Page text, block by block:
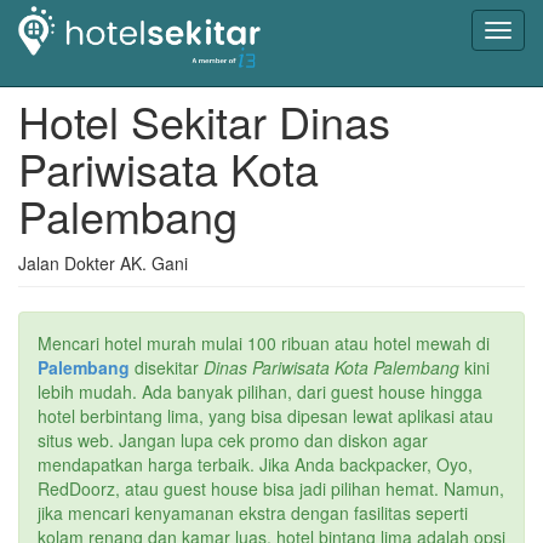
Hotel Sekitar Dinas
Pariwisata Kota
Palembang
Jalan Dokter AK. Gani
Mencari hotel murah mulai 100 ribuan atau hotel mewah di
Palembang disekitar Dinas Pariwisata Kota Palembang kini
lebih mudah. Ada banyak pilihan, dari guest house hingga
hotel berbintang lima, yang bisa dipesan lewat aplikasi atau
situs web. Jangan lupa cek promo dan diskon agar
mendapatkan harga terbaik. Jika Anda backpacker, Oyo,
RedDoorz, atau guest house bisa jadi pilihan hemat. Namun,
jika mencari kenyamanan ekstra dengan fasilitas seperti
kolam renang dan kamar luas, hotel bintang lima adalah opsi